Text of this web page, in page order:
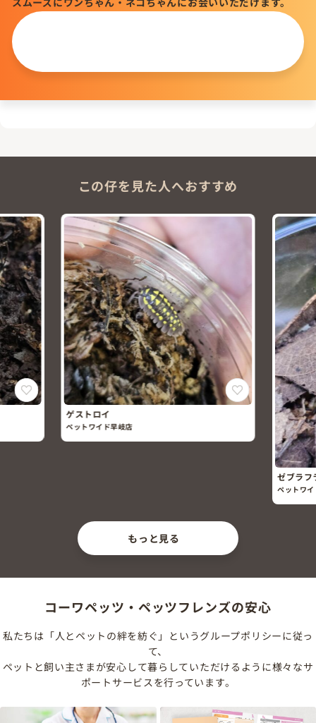
この仔を見た人へおすすめ
ゼブラフラクタルパターン
もっと見る
コーワペッツ・ペッツフレンズの安心
私たちは「人とペットの絆を紡ぐ」というグループポリシーに従っ
て、
ペットと飼い主さまが安心して暮らしていただけるように様々なサ
ポートサービスを行っています。